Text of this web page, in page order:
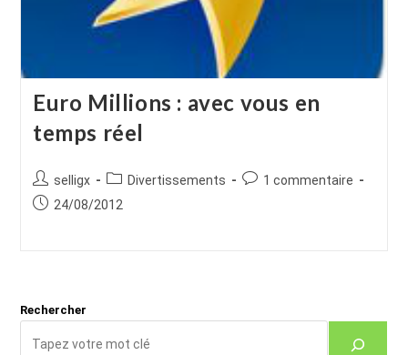
Euro Millions : avec vous en
temps réel
Auteur/autrice
de
selligx
Post
category:
Divertissements
Commentaires
1 commentaire
Publication
24/08/2012
Rechercher